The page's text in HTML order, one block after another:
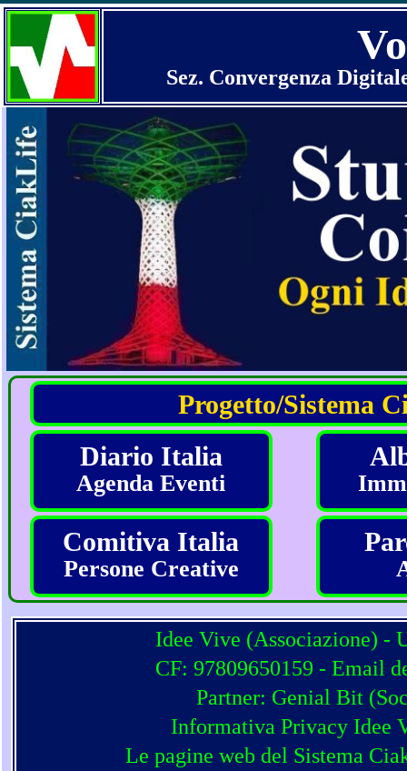
Sez. Convergenza
Progetto/Sistema
Diario Italia
Agenda Eventi
Comitiva Italia
Persone Creative
Idee Vive (Associazione) -
CF: 97809650159 - Email
Partner: Genial Bit (
Informativa Privacy Idee
Le pagine web del Sistema